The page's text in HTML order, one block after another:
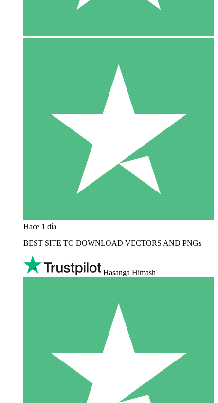
Hace 1 día
BEST SITE TO DOWNLOAD VECTORS AND PNGs
Hasanga Himash